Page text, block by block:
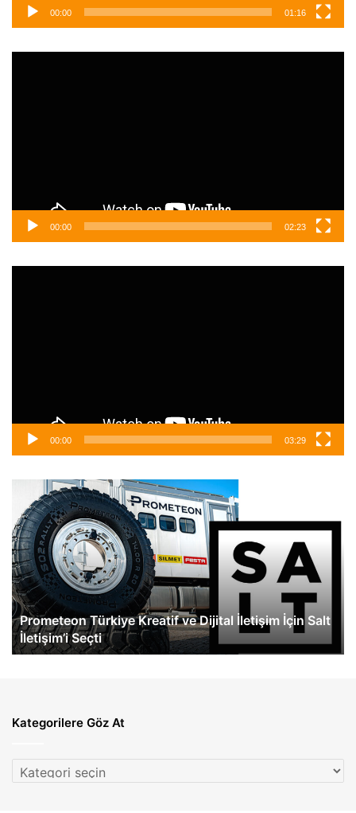
00:00 01:16
00:00 02:23
00:00 03:29
Prometeon
Türkiye
Kreatif
ve
Dijital
İletişim
İçin
Salt
İletişim’i
Seçti
Prometeon Türkiye Kreatif ve Dijital İletişim İçin Salt
İletişim’i Seçti
Kategorilere Göz At
Kategorilere
Göz